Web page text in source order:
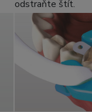
odstraňte štít.